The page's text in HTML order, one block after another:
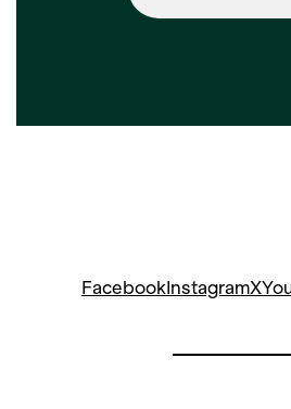
FacebookInstagramX